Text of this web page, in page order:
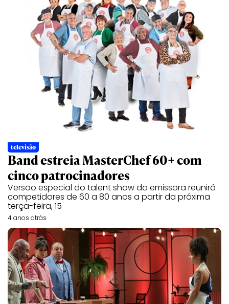
televisão
Band estreia MasterChef 60+ com
cinco patrocinadores
Versão especial do talent show da emissora reunirá
competidores de 60 a 80 anos a partir da próxima
terça-feira, 15
4 anos atrás